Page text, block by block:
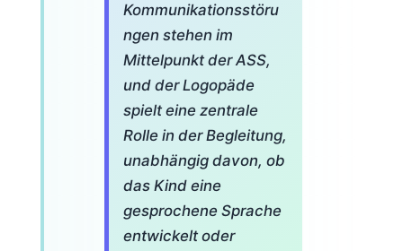
Kommunikationsstöru
ngen stehen im
Mittelpunkt der ASS,
und der Logopäde
spielt eine zentrale
Rolle in der Begleitung,
unabhängig davon, ob
das Kind eine
gesprochene Sprache
entwickelt oder